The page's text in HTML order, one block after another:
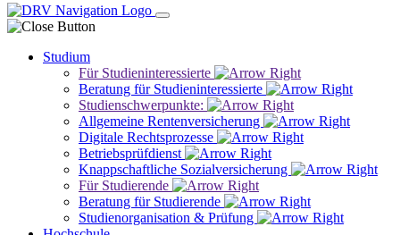
Studium
Für Studieninteressierte
Beratung für Studieninteressierte
Studienschwerpunkte:
Allgemeine Rentenversicherung
Digitale Rechtsprozesse
Betriebsprüfdienst
Knappschaftliche Sozialversicherung
Für Studierende
Beratung für Studierende
Studienorganisation & Prüfung